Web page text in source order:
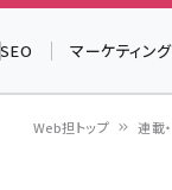
SEO マーケティン
Web担トップ 連載